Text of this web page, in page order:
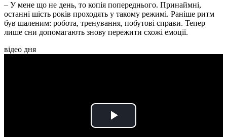
– У мене що не день, то копія попереднього. Принаймні,
останні шість років проходять у такому режимі. Раніше ритм
був шаленим: робота, тренування, побутові справи. Тепер
лише сни допомагають знову пережити схожі емоції.
відео дня
Play